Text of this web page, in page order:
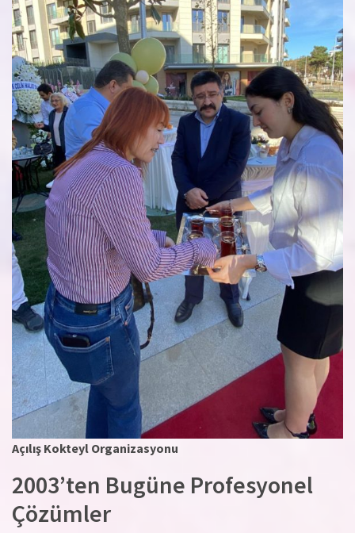
Açılış Kokteyl Organizasyonu
2003’ten Bugüne Profesyonel
Çözümler